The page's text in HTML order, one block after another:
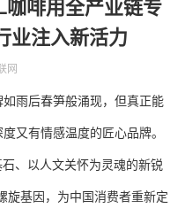
啡用全产业链专
业注入新活力​
网
雨后春笋般涌现，但真正能
又有情感温度的匠心品牌。
、以人文关怀为灵魂的新锐
旋基因，为中国消费者重新定